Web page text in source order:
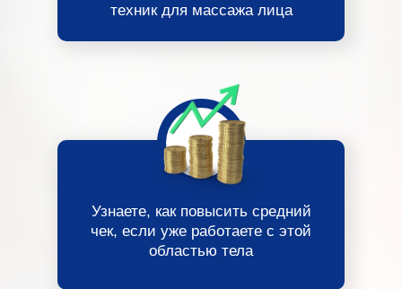
техник для массажа лица
Узнаете, как повысить средний
чек, если уже работаете с этой
областью тела